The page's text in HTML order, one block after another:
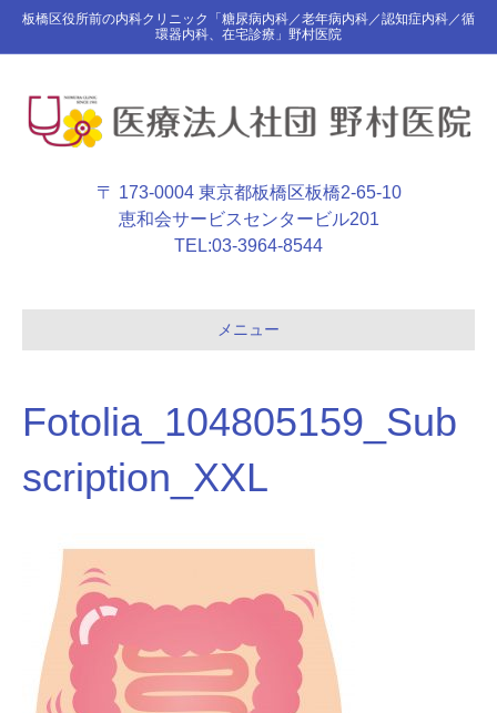
板橋区役所前の内科クリニック「糖尿病内科／老年病内科／認知症内科／循
環器内科、在宅診療」野村医院
〒 173-0004 東京都板橋区板橋2-65-10
恵和会サービスセンタービル201
TEL:03-3964-8544
メニュー
Fotolia_104805159_Sub
scription_XXL